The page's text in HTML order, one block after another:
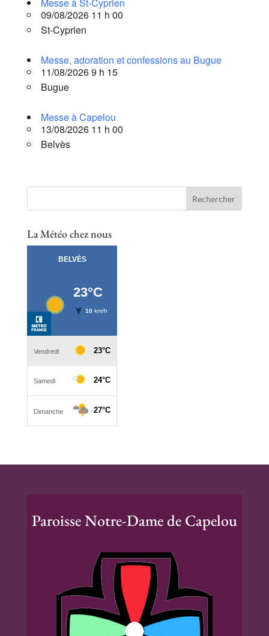
Messe à St-Cyprien
09/08/2026 11 h 00
St-Cyprien
Messe, adoration et confessions au Bugue
11/08/2026 9 h 15
Bugue
Messe à Capelou
13/08/2026 11 h 00
Belvès
La Météo chez nous
Paroisse Notre-Dame de Capelou